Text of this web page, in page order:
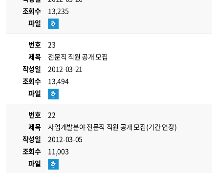
조회수
13,235
파일
번호
23
제목
전문직 직원 공개 모집
작성일
2012-03-21
조회수
13,494
파일
번호
22
제목
사업개발분야 전문직 직원 공개 모집(기간 연장)
작성일
2012-03-05
조회수
11,003
파일